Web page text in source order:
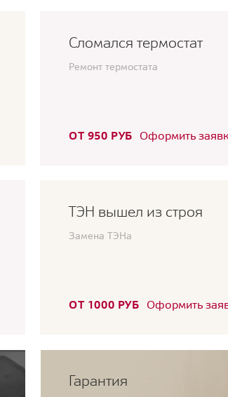
Сломался термостат
Ремонт термостата
ОТ 950 РУБ Оформить
ТЭН вышел из строя
Замена ТЭНа
ОТ 1000 РУБ Оформить
Гарантия